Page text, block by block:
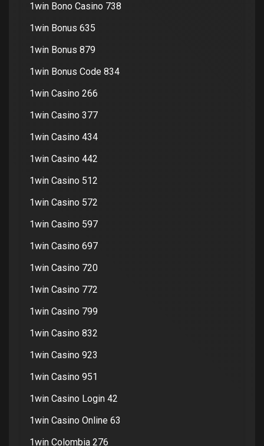
1win Bono Casino 738
1win Bonus 635
1win Bonus 879
1win Bonus Code 834
1win Casino 266
1win Casino 377
1win Casino 434
1win Casino 442
1win Casino 512
1win Casino 572
1win Casino 597
1win Casino 697
1win Casino 720
1win Casino 772
1win Casino 799
1win Casino 832
1win Casino 923
1win Casino 951
1win Casino Login 42
1win Casino Online 63
1win Colombia 276